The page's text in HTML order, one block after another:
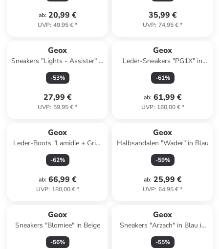
ab: 20,99 €
UVP: 49,95 €*
35,99 €
UVP: 74,95 €*
Geox
Sneakers "Lights - Assister" in
Limette
-53%
27,99 €
UVP: 59,95 €*
Geox
Leder-Sneakers "PG1X" in
Creme/ Beige
-61%
ab: 61,99 €
UVP: 160,00 €*
Geox
Leder-Boots "Lamidie + Grip"
in Schwarz
-62%
ab: 66,99 €
UVP: 180,00 €*
Geox
Halbsandalen "Wader" in Blau
-59%
ab: 25,99 €
UVP: 64,95 €*
Geox
Sneakers "Blomiee" in Beige
-56%
Geox
Sneakers "Arzach" in Blau in
Blau
-55%